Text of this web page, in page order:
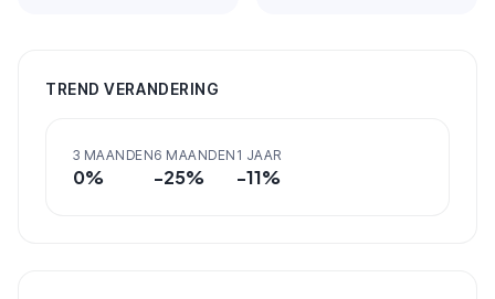
TREND VERANDERING
3 MAANDEN
0%
6 MAANDEN
-25%
1 JAAR
-11%